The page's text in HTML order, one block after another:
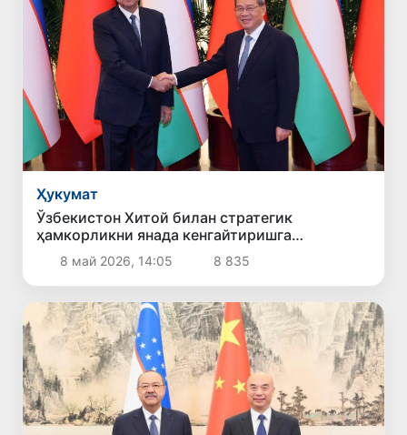
Ҳукумат
Ўзбекистон Хитой билан стратегик
ҳамкорликни янада кенгайтиришга
тайёрлигини билдирди
8 май 2026, 14:05 8 835